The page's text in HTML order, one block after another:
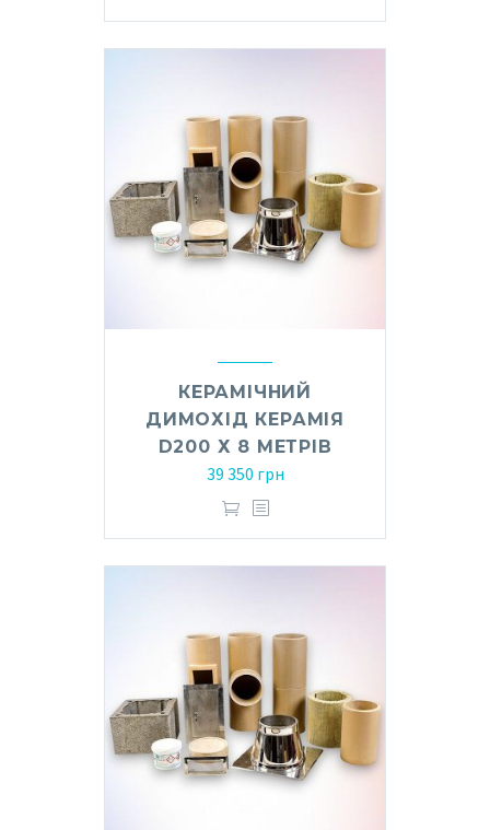
КЕРАМІЧНИЙ
ДИМОХІД КЕРАМІЯ
D200 Х 8 МЕТРІВ
39 350 грн